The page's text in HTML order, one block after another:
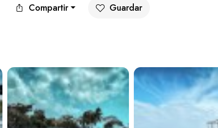
Tours Apartamentos
Hoteles Barcos
Compartir Guardar